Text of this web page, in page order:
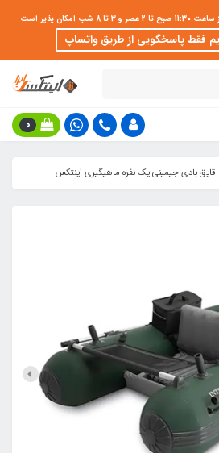
پذیر است
فقط پاسخگویی از طریق واتساپ
0
قایق بادی جیمینی یک نفره ماهیگیری اینتکس